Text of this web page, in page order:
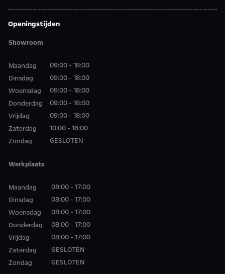
Openingstijden
Showroom
Maandag
Dinsdag
Woensdag
Donderdag
Vrijdag
Zaterdag
Zondag
09:00 - 18:00
09:00 - 18:00
09:00 - 18:00
09:00 - 18:00
09:00 - 18:00
10:00 - 16:00
GESLOTEN
Werkplaats
Maandag
Dinsdag
Woensdag
Donderdag
Vrijdag
Zaterdag
Zondag
08:00 - 17:00
08:00 - 17:00
08:00 - 17:00
08:00 - 17:00
08:00 - 17:00
GESLOTEN
GESLOTEN